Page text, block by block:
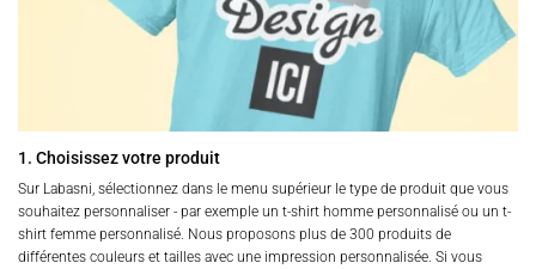
1. Choisissez votre produit
Sur Labasni, sélectionnez dans le menu supérieur le type de produit que vous
souhaitez personnaliser - par exemple un t-shirt homme personnalisé ou un t-
shirt femme personnalisé. Nous proposons plus de 300 produits de
différentes couleurs et tailles avec une impression personnalisée. Si vous